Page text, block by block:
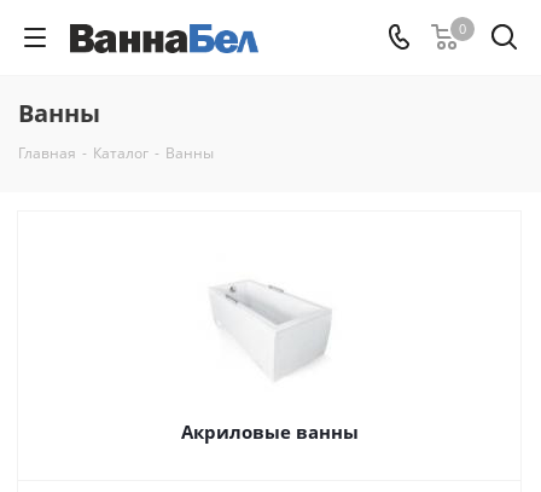
0
Ванны
Главная - Каталог - Ванны
Акриловые ванны